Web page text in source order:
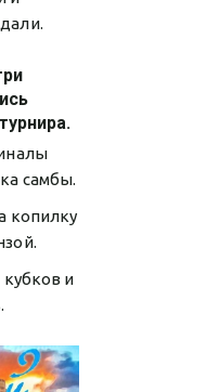
самбы.
копилку
и